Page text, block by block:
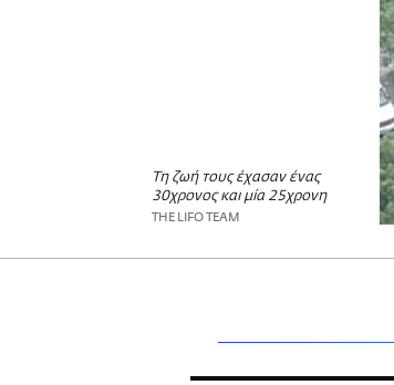
Τη ζωή τους έχασαν ένας
30χρονος και μία 25χρονη
THE LIFO TEAM